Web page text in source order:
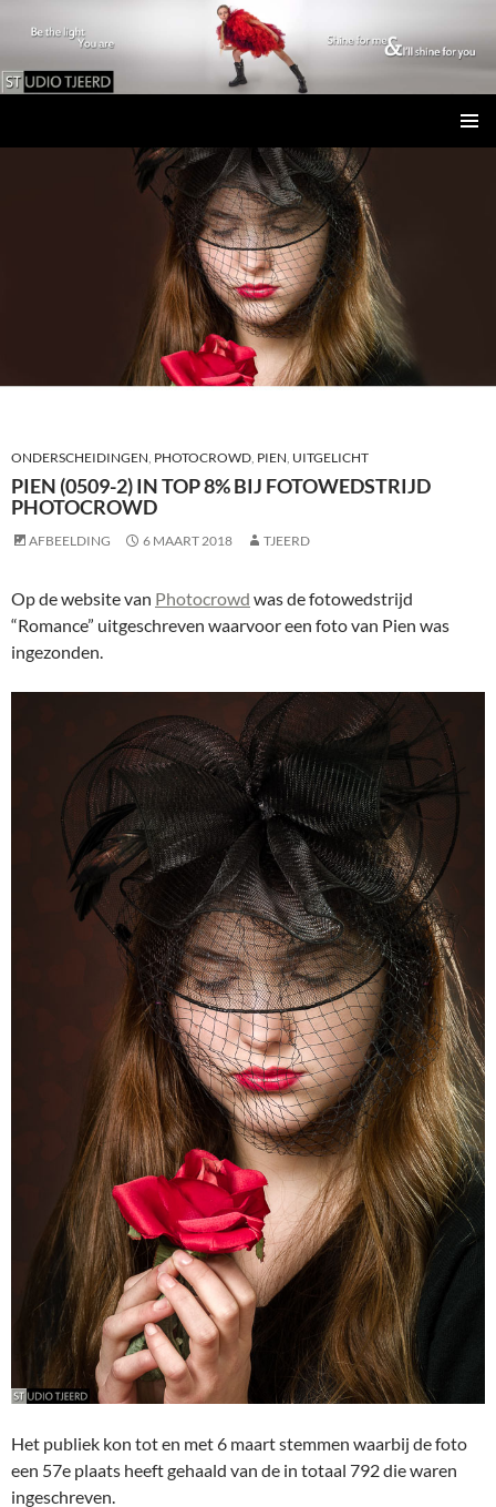
ONDERSCHEIDINGEN, PHOTOCROWD, PIEN, UITGELICHT
PIEN (0509-2) IN TOP 8% BIJ FOTOWEDSTRIJD
PHOTOCROWD
AFBEELDING 6 MAART 2018 TJEERD
Op de website van Photocrowd was de fotowedstrijd
“Romance” uitgeschreven waarvoor een foto van Pien was
ingezonden.
Het publiek kon tot en met 6 maart stemmen waarbij de foto
een 57e plaats heeft gehaald van de in totaal 792 die waren
ingeschreven.